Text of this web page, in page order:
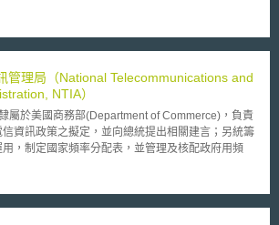
管理局（National Telecommunications and
NTIA）
屬於美國商務部(Department of Commerce)，負責
資訊政策之擬定，並向總統提出相關建言；另統籌
，制定國家頻率分配表，並管理及核配政府用頻